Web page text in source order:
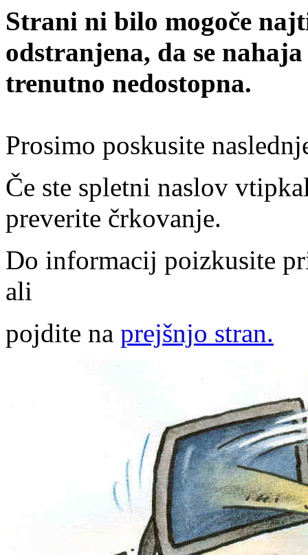
Strani ni bilo mogoče
odstranjena, da se
trenutno nedostopna.
Prosimo poskusite
Če ste spletni naslov
preverite črkovanje.
Do informacij poizkusite
ali
pojdite na prejšnjo stran.